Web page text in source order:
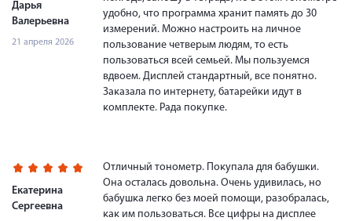
Дарья
Валерьевна
21 апреля 2026
удобно, что программа хранит память до 30
измерений. Можно настроить на личное
пользование четверым людям, то есть
пользоваться всей семьей. Мы пользуемся
вдвоем. Дисплей стандартный, все понятно.
Заказала по интернету, батарейки идут в
комплекте. Рада покупке.
Екатерина
Сергеевна
Отличный тонометр. Покупала для бабушки.
Она осталась довольна. Очень удивилась, но
бабушка легко без моей помощи, разобралась,
как им пользоваться. Все цифры на дисплее